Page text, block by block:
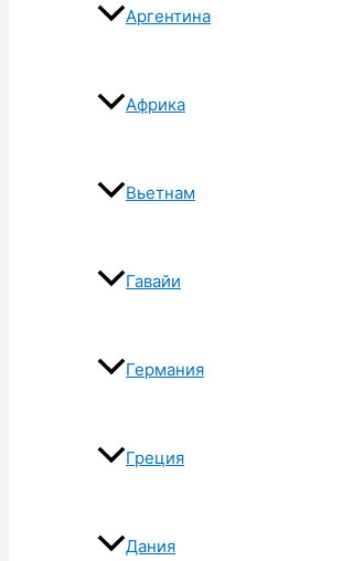
Аргентина
Африка
Вьетнам
Гавайи
Германия
Греция
Дания